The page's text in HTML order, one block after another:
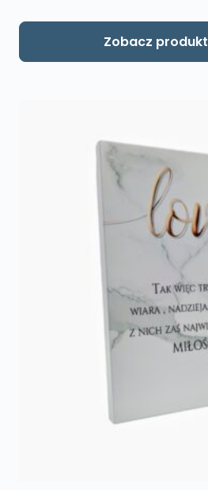
Zobacz produkt